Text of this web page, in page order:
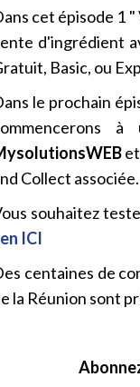
cet épisode 1
d'ingrédient
Basic, ou
le prochain
Collect associée.
souhaitez
ICI
centaines de
la Réunion sont